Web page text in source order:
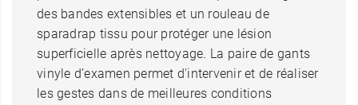
des bandes extensibles et un rouleau de
sparadrap tissu pour protéger une lésion
superficielle après nettoyage. La paire de gants
vinyle d’examen permet d'intervenir et de réaliser
les gestes dans de meilleures conditions